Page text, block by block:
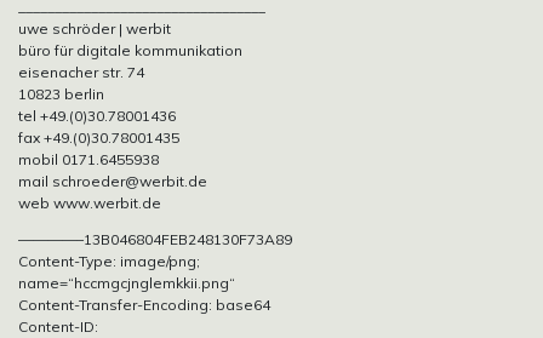
uwe schröder | werbit
büro für digitale kommunikation
eisenacher str. 74
10823 berlin
tel +49.(0)30.78001436
fax +49.(0)30.78001435
mobil 0171.6455938
mail schroeder@werbit.de
web www.werbit.de
————–13B046804FEB248130F73A89
Content-Type: image/png;
name=“hccmgcjnglemkkii.png“
Content-Transfer-Encoding: base64
Content-ID: